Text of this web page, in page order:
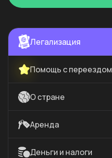
Легализация
Помощь с переездом
О стране
Аренда
Деньги и налоги